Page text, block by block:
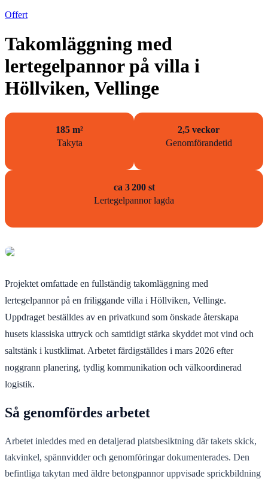
Offert
Takomläggning med
lertegelpannor på villa i
Höllviken, Vellinge
185 m²
Takyta
2,5 veckor
Genomförandetid
ca 3 200 st
Lertegelpannor lagda
Projektet omfattade en fullständig takomläggning med
lertegelpannor på en friliggande villa i Höllviken, Vellinge.
Uppdraget beställdes av en privatkund som önskade återskapa
husets klassiska uttryck och samtidigt stärka skyddet mot vind och
saltstänk i kustklimat. Arbetet färdigställdes i mars 2026 efter
noggrann planering, tydlig kommunikation och välkoordinerad
logistik.
Så genomfördes arbetet
Arbetet inleddes med en detaljerad platsbesiktning där takets skick,
takvinkel, spännvidder och genomföringar dokumenterades. Den
befintliga takytan med äldre betongpannor uppvisade sprickbildning